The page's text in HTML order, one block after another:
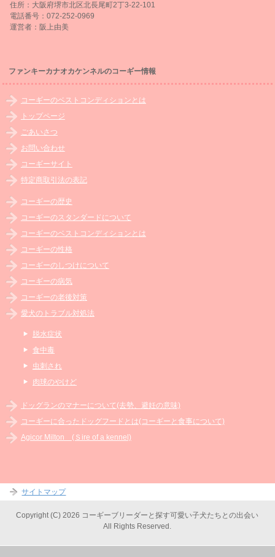
住所：大阪府堺市北区北長尾町2丁3-22-101
電話番号：072-252-0969
運営者：阪上由美
ファンキーカナオカケンネルのコーギー情報
コーギーのベストコンディションとは
トップページ
ごあいさつ
お問い合わせ
コーギーサイト
特定商取引法の表記
コーギーの歴史
コーギーのスタンダードについて
コーギーのベストコンディションとは
コーギーの性格
コーギーのしつけについて
コーギーの病気
コーギーの老後対策
愛犬のトラブル対処法
脱水症状
食中毒
虫刺され
肉球のやけど
ドッグランのマナーについて(去勢、避妊の意味)
コーギーに合ったドッグフードとは(コーギーと食事について)
Agicor Milton (Ｓire of a kennel)
サイトマップ
Copyright (C) 2026 コーギーブリーダーと探す可愛い子犬たちとの出会い
All Rights Reserved.